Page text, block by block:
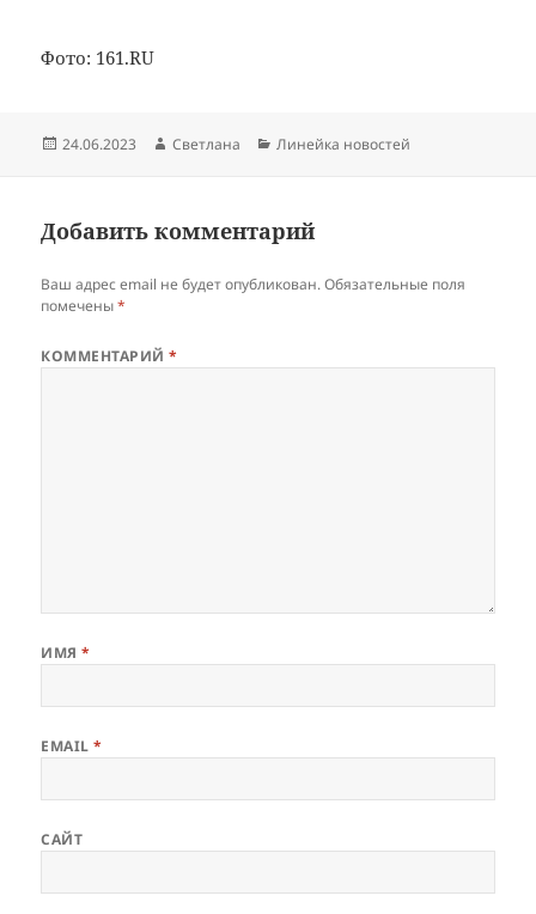
Фото: 161.RU
Опубликовано
24.06.2023 Автор
Светлана Рубрики
Линейка новостей
Добавить комментарий
Ваш адрес email не будет опубликован. Обязательные поля
помечены*
КОММЕНТАРИЙ*
ИМЯ*
EMAIL*
САЙТ